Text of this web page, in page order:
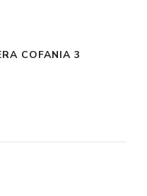
COFANIA 3